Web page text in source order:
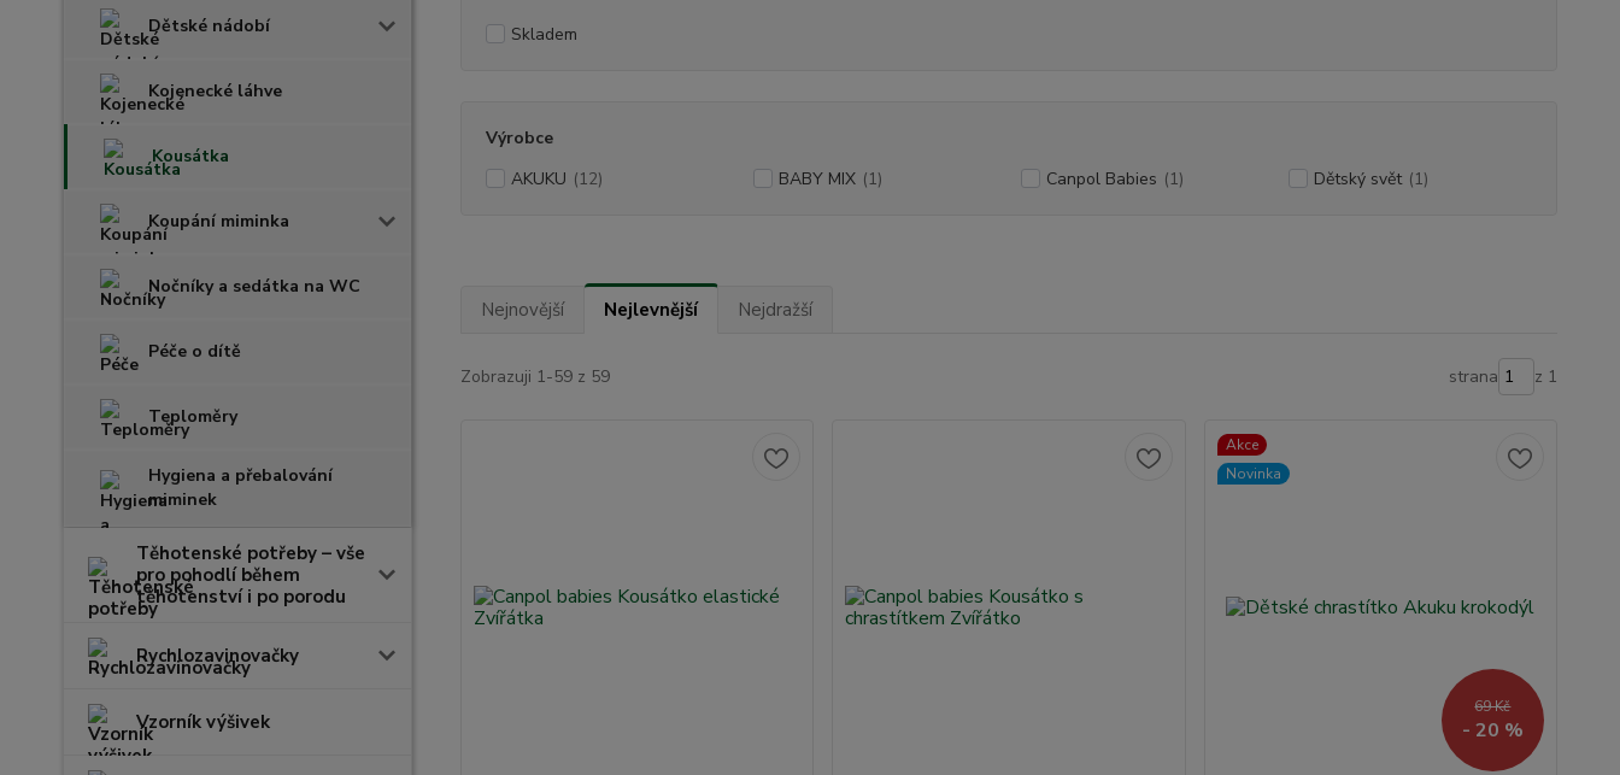
Dětské nádobí
Kojenecké láhve
Kousátka
Koupání miminka
Nočníky a sedátka na WC
Péče o dítě
Teploměry
Hygiena a přebalování
miminek
Těhotenské potřeby – vše
pro pohodlí během
těhotenství i po porodu
Rychlozavinovačky
Vzorník výšivek
Skladem
Výrobce
AKUKU (12) BABY MIX (1) Canpol Babies (1) Dětský svět (1)
Nejnovější Nejlevnější Nejdražší
Zobrazuji 1-59 z 59 strana z 1
Akce
Novinka
69 Kč
- 20 %